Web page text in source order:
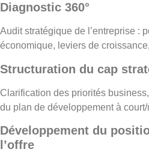
Diagnostic 360°
Audit stratégique de l’entreprise :
économique, leviers de
Structuration du cap
Clarification des priorités
du plan de développement à
Développement du
l’offre